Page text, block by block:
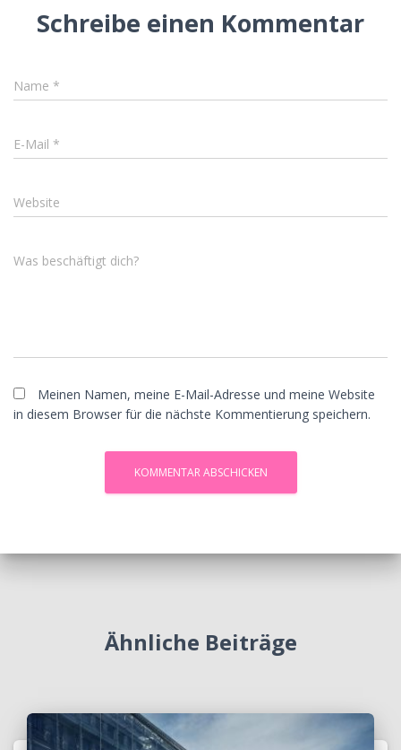
Schreibe einen Kommentar
Name *
E-Mail *
Website
Was beschäftigt dich?
Meinen Namen, meine E-Mail-Adresse und meine Website
in diesem Browser für die nächste Kommentierung speichern.
Ähnliche Beiträge